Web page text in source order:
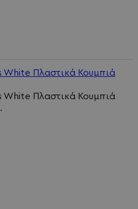
White Πλαστικά Κουμπιά
White Πλαστικά Κουμπιά